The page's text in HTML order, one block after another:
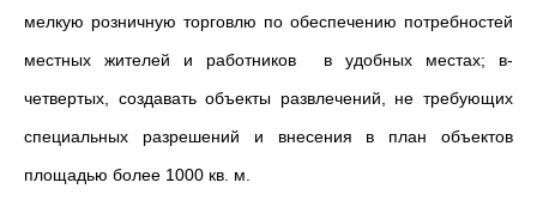
мелкую розничную торговлю по обеспечению потребностей
местных жителей и работников в удобных местах; в-
четвертых, создавать объекты развлечений, не требующих
специальных разрешений и внесения в план объектов
площадью более 1000 кв. м.